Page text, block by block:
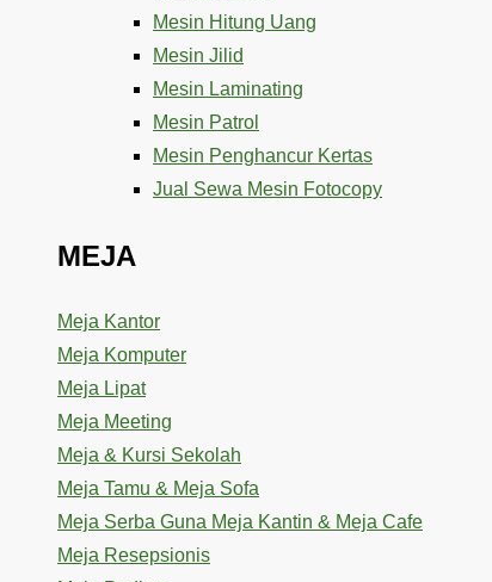
Mesin Hitung Uang
Mesin Jilid
Mesin Laminating
Mesin Patrol
Mesin Penghancur Kertas
Jual Sewa Mesin Fotocopy
MEJA
Meja Kantor
Meja Komputer
Meja Lipat
Meja Meeting
Meja & Kursi Sekolah
Meja Tamu & Meja Sofa
Meja Serba Guna Meja Kantin & Meja Cafe
Meja Resepsionis